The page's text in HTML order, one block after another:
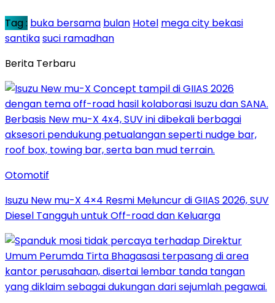
Tag : buka bersama bulan Hotel mega city bekasi
santikasuci ramadhan
Berita Terbaru
Otomotif
Isuzu New mu-X 4×4 Resmi Meluncur di GIIAS 2026, SUV
Diesel Tangguh untuk Off-road dan Keluarga